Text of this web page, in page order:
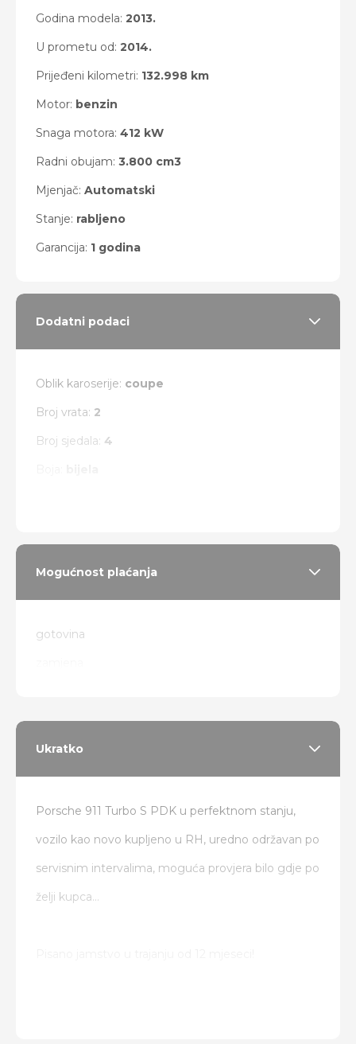
Godina modela: 2013.
U prometu od: 2014.
Prijeđeni kilometri: 132.998 km
Motor: benzin
Snaga motora: 412 kW
Radni obujam: 3.800 cm3
Mjenjač: Automatski
Stanje: rabljeno
Garancija: 1 godina
Dodatni podaci
Oblik karoserije: coupe
Broj vrata: 2
Broj sjedala: 4
Mogućnost plaćanja
gotovina
Ukratko
Porsche 911 Turbo S PDK u perfektnom stanju,
vozilo kao novo kupljeno u RH, uredno održavan po
servisnim intervalima, moguća provjera bilo gdje po
želji kupca...